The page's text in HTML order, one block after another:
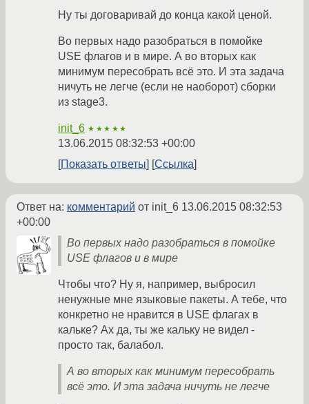
Ну ты договаривай до конца какой ценой.
Во первых надо разобраться в помойке
USE флагов и в мире. А во вторых как
минимум пересобрать всё это. И эта задача
ничуть не легче (если не наоборот) сборки
из stage3.
init_6 ★★★★★
13.06.2015 08:32:53 +00:00
Показать ответы
Ссылка
Ответ на: комментарий от init_6 13.06.2015 08:32:53
+00:00
Во первых надо разобраться в помойке
USE флагов и в мире
Чтобы что? Ну я, например, выбросил
ненужные мне языковые пакеты. А тебе, что
конкретно не нравится в USE флагах в
кальке? Ах да, ты же кальку не видел -
просто так, балабол.
А во вторых как минимум пересобрать
всё это. И эта задача ничуть не легче